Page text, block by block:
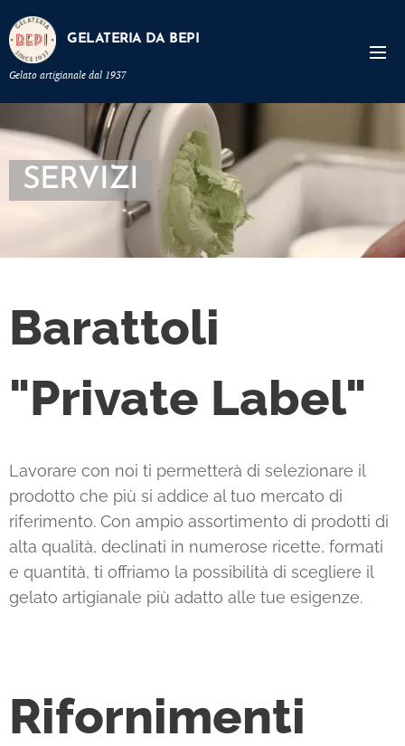
GELATERIA DA BEPI
Gelato artigianale dal 1937
SERVIZI
Barattoli
"Private Label"
Lavorare con noi ti permetterà di selezionare il
prodotto che più si addice al tuo mercato di
riferimento. Con ampio assortimento di prodotti di
alta qualità, declinati in numerose ricette, formati
e quantità, ti offriamo la possibilità di scegliere il
gelato artigianale più adatto alle tue esigenze.
Rifornimenti